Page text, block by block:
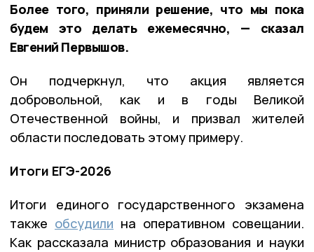
Более того, приняли решение, что мы пока
будем это делать ежемесячно, — сказал
Евгений Первышов.
Он подчеркнул, что акция является
добровольной, как и в годы Великой
Отечественной войны, и призвал жителей
области последовать этому примеру.
Итоги ЕГЭ-2026
Итоги единого государственного экзамена
также обсудили на оперативном совещании.
Как рассказала министр образования и науки